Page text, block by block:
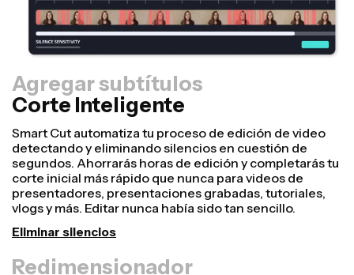
Agregar subtítulos
Corte Inteligente
Redimensionador
¡Reutiliza videos más rápido y hazlos ver más
profesionales con nuestra función de Resize Canvas!
En solo unos cuantos clics, puedes tomar un solo video
y ajustarlo para que tenga el tamaño perfecto en
cualquier otra plataforma, ya sea para TikTok, Youtube,
Instagram, Twitter, Linkedin o cualquier otro lugar.